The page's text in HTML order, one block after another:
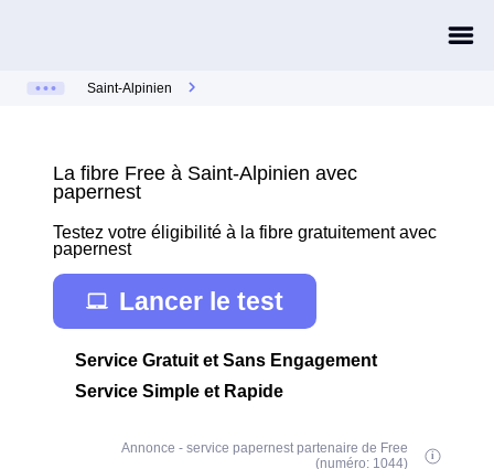
Saint-Alpinien
La fibre Free à Saint-Alpinien avec
papernest
Testez votre éligibilité à la fibre gratuitement avec
papernest
Lancer le test
Service Gratuit et Sans Engagement
Service Simple et Rapide
Annonce - service papernest partenaire de Free
(numéro: 1044)